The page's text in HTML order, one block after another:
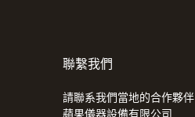
聯繫我們
請聯系我們當地的合作夥伴
蘋果儀器設備有限公司